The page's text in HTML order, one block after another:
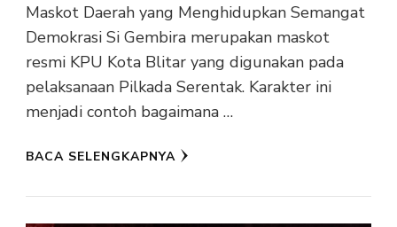
Maskot Daerah yang Menghidupkan Semangat
Demokrasi Si Gembira merupakan maskot
resmi KPU Kota Blitar yang digunakan pada
pelaksanaan Pilkada Serentak. Karakter ini
menjadi contoh bagaimana …
BACA SELENGKAPNYA